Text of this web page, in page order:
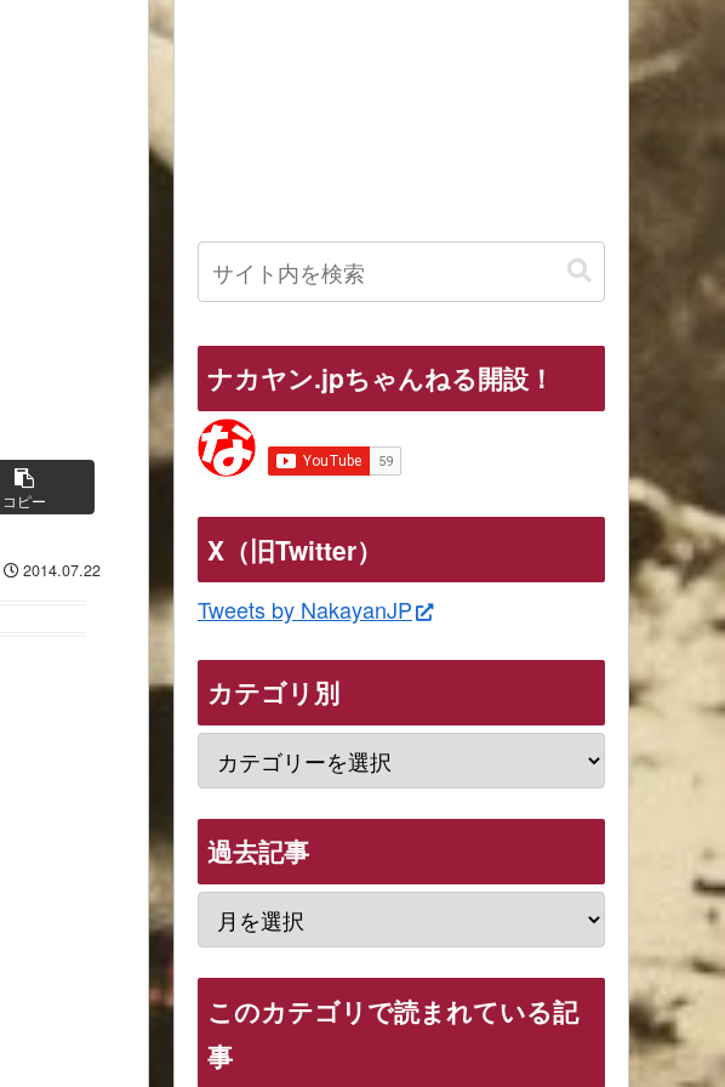
コピー
2014.07.22
ナカヤン.jpちゃんねる開設！
X（旧Twitter）
Tweets by NakayanJP
カテゴリ別
過去記事
このカテゴリで読まれている記
事